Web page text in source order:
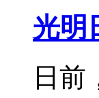
光明
日前